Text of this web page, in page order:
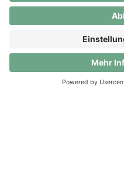
© Clanq AG.
auf Clanq Basic (für 0
für 5 CHF/Monat.
App